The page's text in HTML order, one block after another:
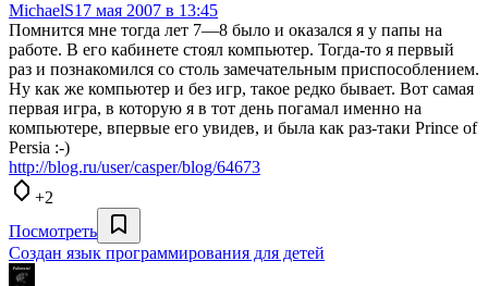
MichaelS17 мая 2007 в 13:45
Помнится мне тогда лет 7—8 было и оказался я у папы на
работе. В его кабинете стоял компьютер. Тогда-то я первый
раз и познакомился со столь замечательным приспособлением.
Ну как же компьютер и без игр, такое редко бывает. Вот самая
первая игра, в которую я в тот день погамал именно на
компьютере, впервые его увидев, и была как раз-таки Prince of
Persia :-)
http://blog.ru/user/casper/blog/64673
+2
Посмотреть
Создан язык программирования для детей